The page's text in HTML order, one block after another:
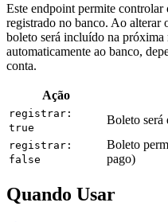
Este endpoint permite controlar
registrado no banco. Ao alterar
boleto será incluído na
automaticamente ao banco,
conta.
Ação
registrar:
true
Boleto será
registrar:
false
Boleto
pago)
Quando Usar